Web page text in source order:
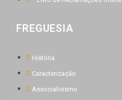
FREGUESIA
História
Caracterização
Associativismo